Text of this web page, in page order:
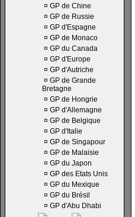
¤ GP de Chine
¤ GP de Russie
¤ GP d'Espagne
¤ GP de Monaco
¤ GP du Canada
¤ GP d'Europe
¤ GP d'Autriche
¤ GP de Grande
Bretagne
¤ GP de Hongrie
¤ GP d'Allemagne
¤ GP de Belgique
¤ GP d'Italie
¤ GP de Singapour
¤ GP de Malaisie
¤ GP du Japon
¤ GP des Etats Unis
¤ GP du Mexique
¤ GP du Brésil
¤ GP d'Abu Dhabi